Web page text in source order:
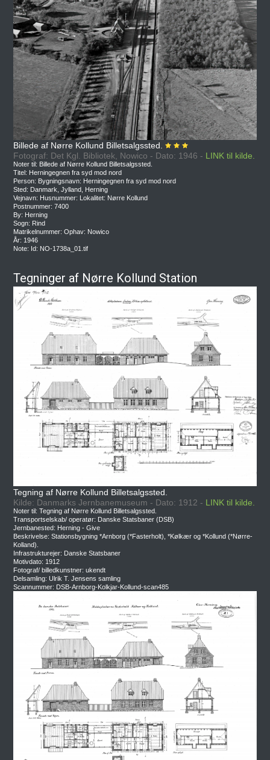
Billede af Nørre Kollund Billetsalgssted.
Fotograf: Det Kgl. Bibliotek, Nowico - Dato: 1946 - LINK til kilde.
Noter til: Billede af Nørre Kollund Billetsalgssted.
Titel: Herningegnen fra syd mod nord
Person: Bygningsnavn: Herningegnen fra syd mod nord
Sted: Danmark, Jylland, Herning
Vejnavn: Husnummer: Lokalitet: Nørre Kollund
Postnummer: 7400
By: Herning
Sogn: Rind
Matrikelnummer: Ophav: Nowico
År: 1946
Note: Id: NO-1738a_01.tif
Tegninger af Nørre Kollund Station
Tegning af Nørre Kollund Billetsalgssted.
Kilde: Danmarks Jernbanemuseum - Dato: 1912 - LINK til kilde.
Noter til: Tegning af Nørre Kollund Billetsalgssted.
Transportselskab/ operatør: Danske Statsbaner (DSB)
Jernbanested: Herning - Give
Beskrivelse: Stationsbygning *Arnborg (*Fasterholt), *Kølkær og *Kollund (*Nørre-
Kolland).
Infrastrukturejer: Danske Statsbaner
Motivdato: 1912
Fotograf/ billedkunstner: ukendt
Delsamling: Ulrik T. Jensens samling
Scannummer: DSB-Arnborg-Kolkjar-Kollund-scan485